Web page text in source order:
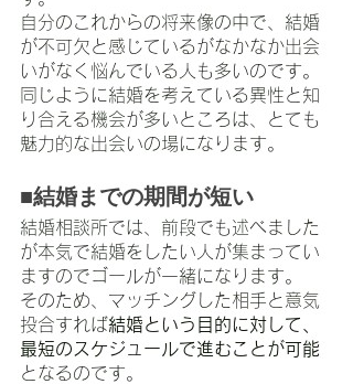
自分のこれからの将来像の中で、結婚
が不可欠と感じているがなかなか出会
いがなく悩んでいる人も多いのです。
同じように結婚を考えている異性と知
り合える機会が多いところは、とても
魅力的な出会いの場になります。
■結婚までの期間が短い
結婚相談所では、前段でも述べました
が本気で結婚をしたい人が集まってい
ますのでゴールが一緒になります。
そのため、マッチングした相手と意気
投合すれば結婚という目的に対して、
最短のスケジュールで進むことが可能
となるのです。